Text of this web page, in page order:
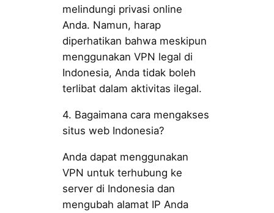
melindungi privasi online
Anda. Namun, harap
diperhatikan bahwa meskipun
menggunakan VPN legal di
Indonesia, Anda tidak boleh
terlibat dalam aktivitas ilegal.
4. Bagaimana cara mengakses
situs web Indonesia?
Anda dapat menggunakan
VPN untuk terhubung ke
server di Indonesia dan
mengubah alamat IP Anda